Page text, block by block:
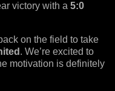
victory with a 5:0
on the field to take
. We’re excited to
motivation is definitely